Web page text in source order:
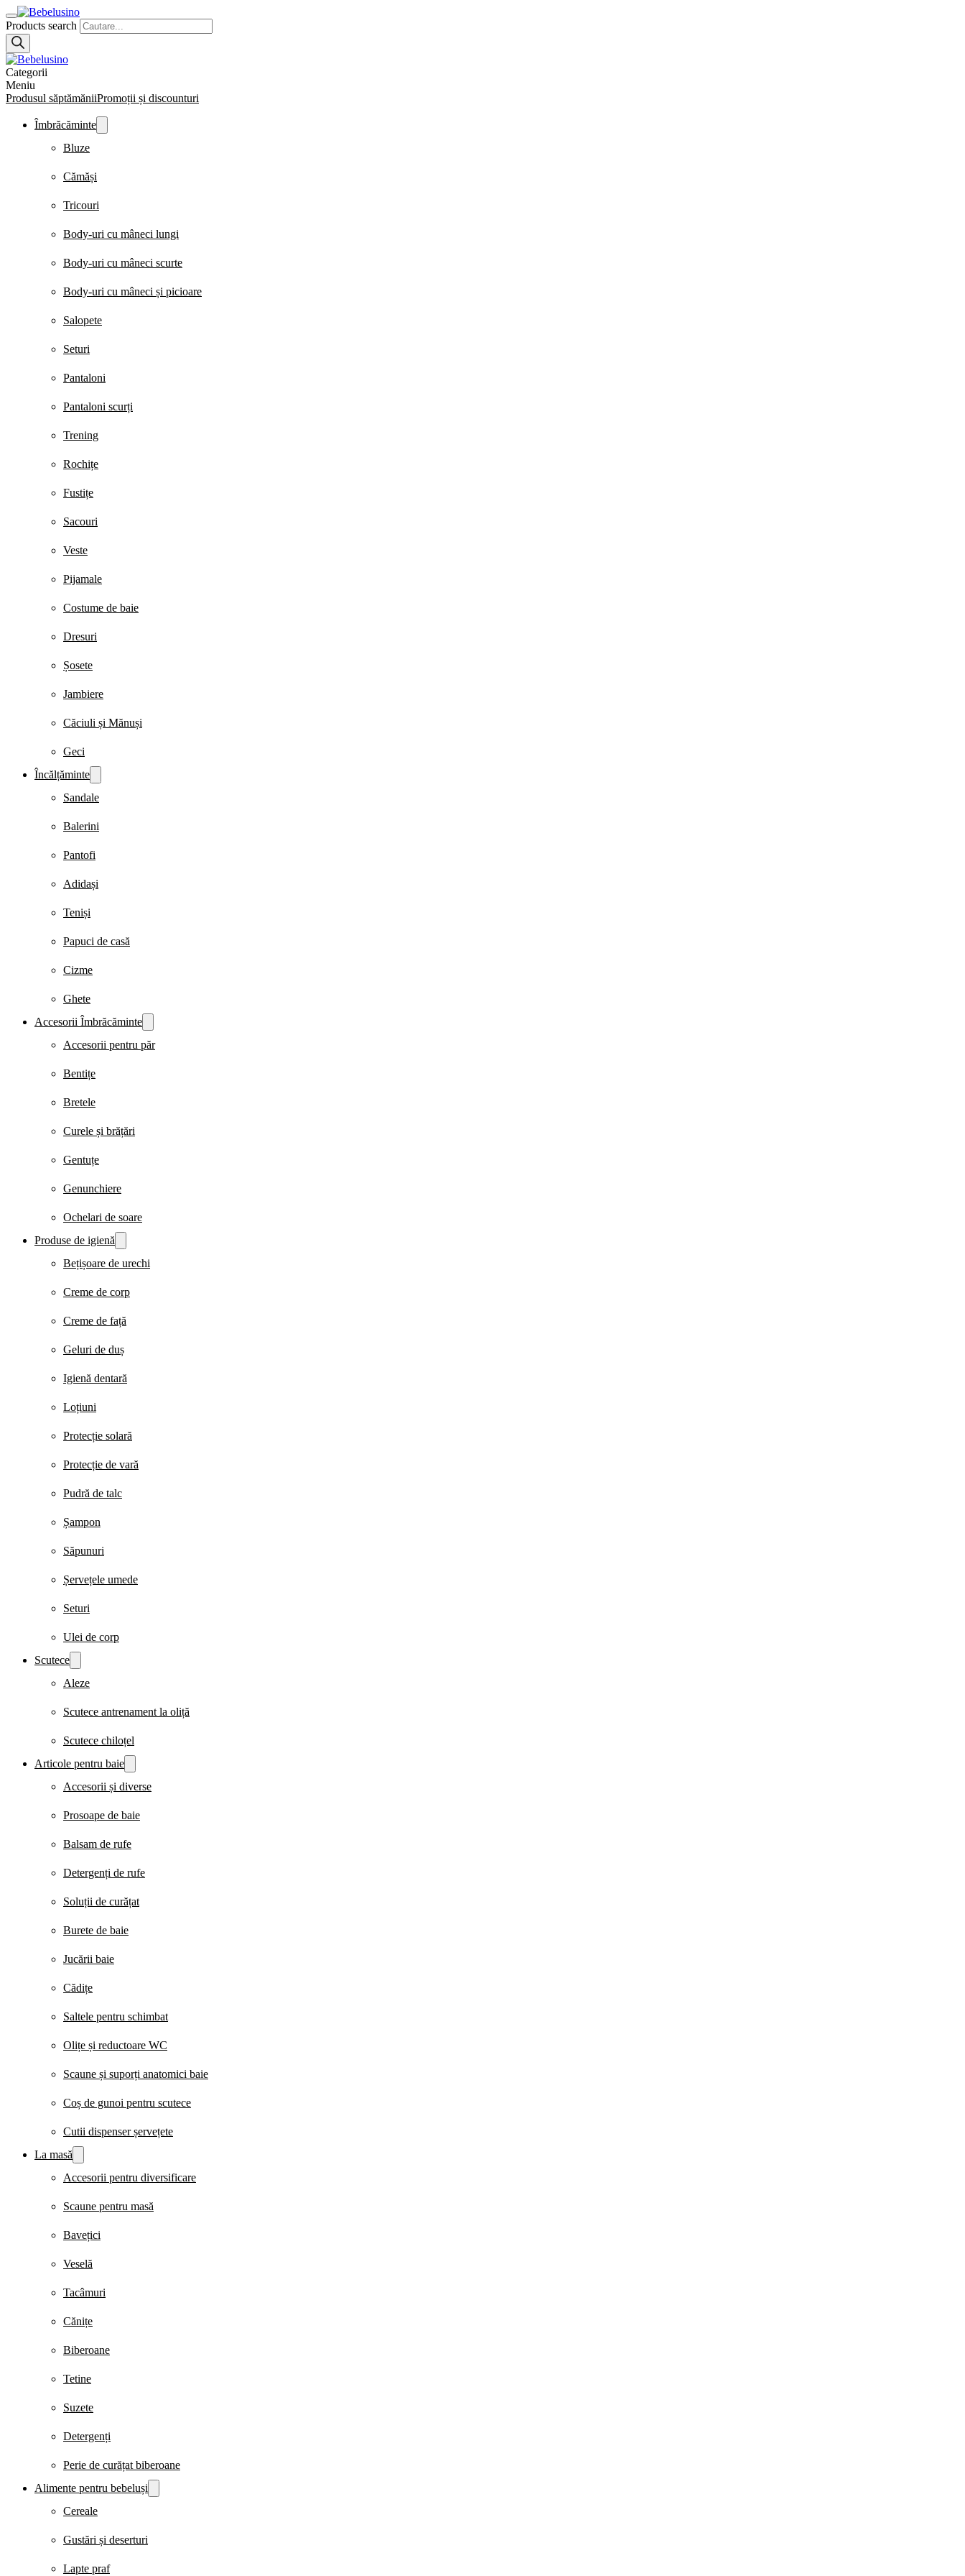
Products search
Categorii
Meniu
Produsul săptămăniiPromoții și discounturi
Îmbrăcăminte
Bluze
Cămăși
Tricouri
Body-uri cu mâneci lungi
Body-uri cu mâneci scurte
Body-uri cu mâneci și picioare
Salopete
Seturi
Pantaloni
Pantaloni scurți
Trening
Rochițe
Fustițe
Sacouri
Veste
Pijamale
Costume de baie
Dresuri
Șosete
Jambiere
Căciuli și Mănuși
Geci
Încălțăminte
Sandale
Balerini
Pantofi
Adidași
Teniși
Papuci de casă
Cizme
Ghete
Accesorii Îmbrăcăminte
Accesorii pentru păr
Bentițe
Bretele
Curele și brățări
Gentuțe
Genunchiere
Ochelari de soare
Produse de igienă
Bețișoare de urechi
Creme de corp
Creme de față
Geluri de duș
Igienă dentară
Loțiuni
Protecție solară
Protecție de vară
Pudră de talc
Șampon
Săpunuri
Șervețele umede
Seturi
Ulei de corp
Scutece
Aleze
Scutece antrenament la oliță
Scutece chiloțel
Articole pentru baie
Accesorii și diverse
Prosoape de baie
Balsam de rufe
Detergenți de rufe
Soluții de curățat
Burete de baie
Jucării baie
Cădițe
Saltele pentru schimbat
Olițe și reductoare WC
Scaune și suporți anatomici baie
Coș de gunoi pentru scutece
Cutii dispenser șervețete
La masă
Accesorii pentru diversificare
Scaune pentru masă
Bavețici
Veselă
Tacâmuri
Cănițe
Biberoane
Tetine
Suzete
Detergenți
Perie de curățat biberoane
Alimente pentru bebeluși
Cereale
Gustări și deserturi
Lapte praf